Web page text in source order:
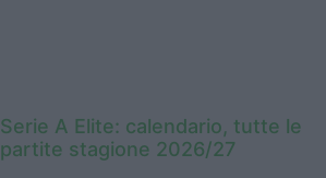
Serie A Elite: calendario, tutte le
partite stagione 2026/27